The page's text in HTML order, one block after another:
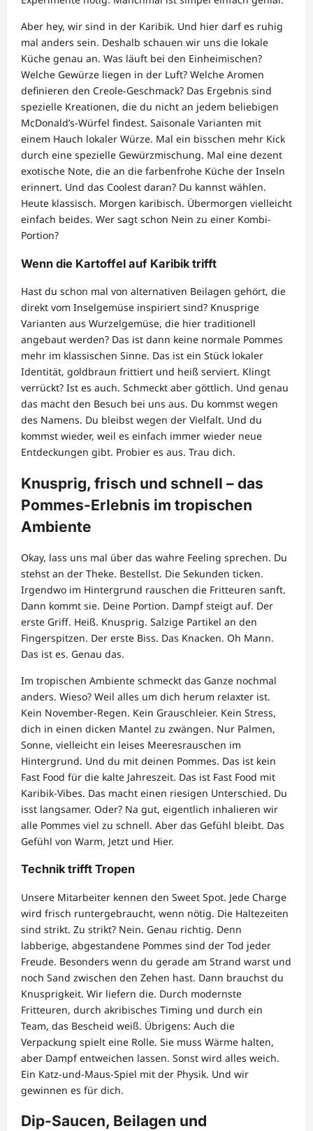
Aber hey, wir sind in der Karibik. Und hier darf es ruhig
mal anders sein. Deshalb schauen wir uns die lokale
Küche genau an. Was läuft bei den Einheimischen?
Welche Gewürze liegen in der Luft? Welche Aromen
definieren den Creole-Geschmack? Das Ergebnis sind
spezielle Kreationen, die du nicht an jedem beliebigen
McDonald’s-Würfel findest. Saisonale Varianten mit
einem Hauch lokaler Würze. Mal ein bisschen mehr Kick
durch eine spezielle Gewürzmischung. Mal eine dezent
exotische Note, die an die farbenfrohe Küche der Inseln
erinnert. Und das Coolest daran? Du kannst wählen.
Heute klassisch. Morgen karibisch. Übermorgen vielleicht
einfach beides. Wer sagt schon Nein zu einer Kombi-
Portion?
Wenn die Kartoffel auf Karibik trifft
Hast du schon mal von alternativen Beilagen gehört, die
direkt vom Inselgemüse inspiriert sind? Knusprige
Varianten aus Wurzelgemüse, die hier traditionell
angebaut werden? Das ist dann keine normale Pommes
mehr im klassischen Sinne. Das ist ein Stück lokaler
Identität, goldbraun frittiert und heiß serviert. Klingt
verrückt? Ist es auch. Schmeckt aber göttlich. Und genau
das macht den Besuch bei uns aus. Du kommst wegen
des Namens. Du bleibst wegen der Vielfalt. Und du
kommst wieder, weil es einfach immer wieder neue
Entdeckungen gibt. Probier es aus. Trau dich.
Knusprig, frisch und schnell – das
Pommes-Erlebnis im tropischen
Ambiente
Okay, lass uns mal über das wahre Feeling sprechen. Du
stehst an der Theke. Bestellst. Die Sekunden ticken.
Irgendwo im Hintergrund rauschen die Fritteuren sanft.
Dann kommt sie. Deine Portion. Dampf steigt auf. Der
erste Griff. Heiß. Knusprig. Salzige Partikel an den
Fingerspitzen. Der erste Biss. Das Knacken. Oh Mann.
Das ist es. Genau das.
Im tropischen Ambiente schmeckt das Ganze nochmal
anders. Wieso? Weil alles um dich herum relaxter ist.
Kein November-Regen. Kein Grauschleier. Kein Stress,
dich in einen dicken Mantel zu zwängen. Nur Palmen,
Sonne, vielleicht ein leises Meeresrauschen im
Hintergrund. Und du mit deinen Pommes. Das ist kein
Fast Food für die kalte Jahreszeit. Das ist Fast Food mit
Karibik-Vibes. Das macht einen riesigen Unterschied. Du
isst langsamer. Oder? Na gut, eigentlich inhalieren wir
alle Pommes viel zu schnell. Aber das Gefühl bleibt. Das
Gefühl von Warm, Jetzt und Hier.
Technik trifft Tropen
Unsere Mitarbeiter kennen den Sweet Spot. Jede Charge
wird frisch runtergebraucht, wenn nötig. Die Haltezeiten
sind strikt. Zu strikt? Nein. Genau richtig. Denn
labberige, abgestandene Pommes sind der Tod jeder
Freude. Besonders wenn du gerade am Strand warst und
noch Sand zwischen den Zehen hast. Dann brauchst du
Knusprigkeit. Wir liefern die. Durch modernste
Fritteuren, durch akribisches Timing und durch ein
Team, das Bescheid weiß. Übrigens: Auch die
Verpackung spielt eine Rolle. Sie muss Wärme halten,
aber Dampf entweichen lassen. Sonst wird alles weich.
Ein Katz-und-Maus-Spiel mit der Physik. Und wir
gewinnen es für dich.
Dip-Saucen, Beilagen und